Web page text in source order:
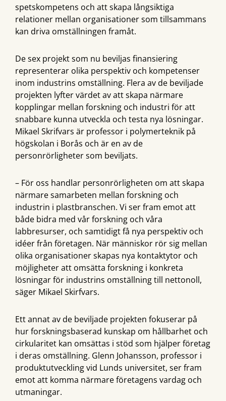
spetskompetens och att skapa långsiktiga
relationer mellan organisationer som tillsammans
kan driva omställningen framåt.
De sex projekt som nu beviljas finansiering
representerar olika perspektiv och kompetenser
inom industrins omställning. Flera av de beviljade
projekten lyfter värdet av att skapa närmare
kopplingar mellan forskning och industri för att
snabbare kunna utveckla och testa nya lösningar.
Mikael Skrifvars är professor i polymerteknik på
högskolan i Borås och är en av de
personrörligheter som beviljats.
– För oss handlar personrörligheten om att skapa
närmare samarbeten mellan forskning och
industrin i plastbranschen. Vi ser fram emot att
både bidra med vår forskning och våra
labbresurser, och samtidigt få nya perspektiv och
idéer från företagen. När människor rör sig mellan
olika organisationer skapas nya kontaktytor och
möjligheter att omsätta forskning i konkreta
lösningar för industrins omställning till nettonoll,
säger Mikael Skirfvars.
Ett annat av de beviljade projekten fokuserar på
hur forskningsbaserad kunskap om hållbarhet och
cirkularitet kan omsättas i stöd som hjälper företag
i deras omställning. Glenn Johansson, professor i
produktutveckling vid Lunds universitet, ser fram
emot att komma närmare företagens vardag och
utmaningar.